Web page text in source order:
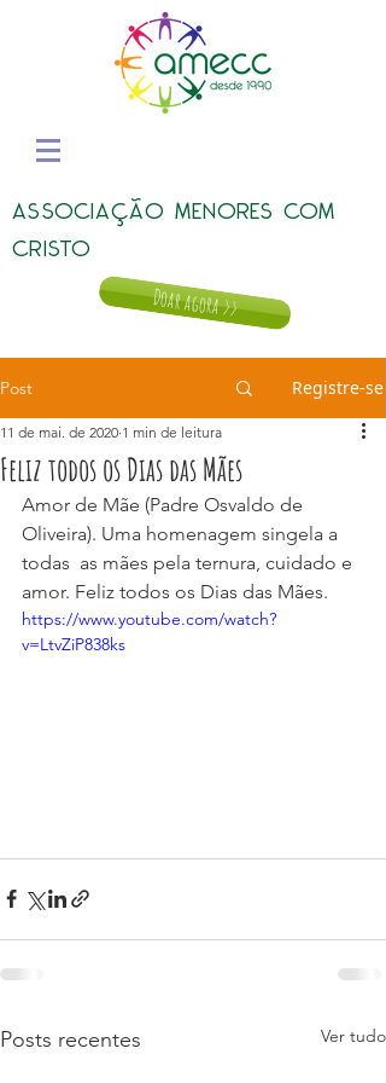
ASSOCIAÇÃO MENORES COM
CRISTO
Doar agora >>
Post Registre-se
Feliz todos os Dias das Mães
11 de mai. de 2020 1 min de leitura
Amor de Mãe (Padre Osvaldo de
Oliveira). Uma homenagem singela a
todas  as mães pela ternura, cuidado e
amor. Feliz todos os Dias das Mães.
https://www.youtube.com/watch?
v=LtvZiP838ks
Posts recentes Ver tudo